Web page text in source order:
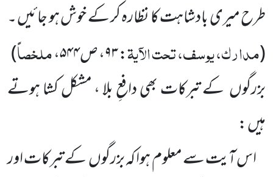
طرح میری بادشاہت کا نظارہ کر کے خوش ہو جائیں ۔
(مدارک، یوسف، تحت الآیۃ:۹۳، ص۵۴۴،ملخصاً)
بزرگوں کے تبرکات بھی دافعِ بلا ، مشکل کشا ہوتے
ہیں :
اس آیت سے معلوم ہوا کہ بزرگوں کے تبرکات اور